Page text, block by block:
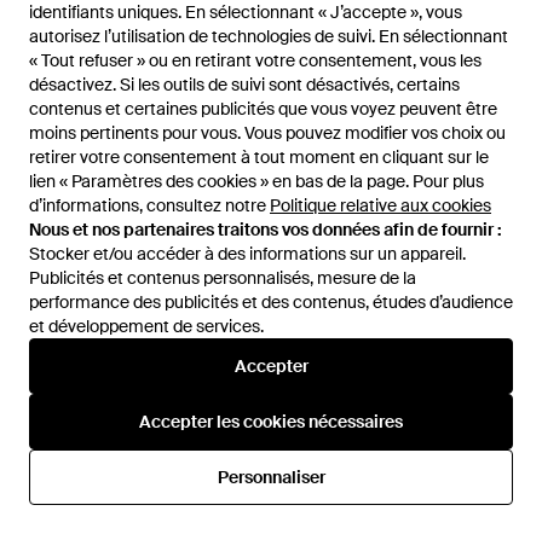
identifiants uniques. En sélectionnant « J’accepte », vous
autorisez l’utilisation de technologies de suivi. En sélectionnant
« Tout refuser » ou en retirant votre consentement, vous les
désactivez. Si les outils de suivi sont désactivés, certains
contenus et certaines publicités que vous voyez peuvent être
moins pertinents pour vous. Vous pouvez modifier vos choix ou
retirer votre consentement à tout moment en cliquant sur le
lien « Paramètres des cookies » en bas de la page. Pour plus
d’informations, consultez notre Politique relative aux cookies
Nous et nos partenaires traitons vos données afin de fournir :
Stocker et/ou accéder à des informations sur un appareil.
Publicités et contenus personnalisés, mesure de la
performance des publicités et des contenus, études d’audience
et développement de services.
Accepter
Accepter les cookies nécessaires
Personnaliser
identifiants uniques. En sélectionnant « J’accepte », vous
autorisez l’utilisation de technologies de suivi. En sélectionnant
« Tout refuser » ou en retirant votre consentement, vous les
désactivez. Si les outils de suivi sont désactivés, certains
contenus et certaines publicités que vous voyez peuvent être
moins pertinents pour vous. Vous pouvez modifier vos choix ou
retirer votre consentement à tout moment en cliquant sur le
lien « Paramètres des cookies » en bas de la page. Pour plus
d’informations, consultez notre Politique relative aux cookies
Nous et nos partenaires traitons vos données afin de fournir :
Stocker et/ou accéder à des informations sur un appareil.
Publicités et contenus personnalisés, mesure de la
performance des publicités et des contenus, études d’audience
et développement de services.
Accepter
Accepter les cookies nécessaires
Personnaliser
149,95 €
BOSS
Akepalo chemise en maille
coupe relaxed boutonnée sur le
devant e - Gris
DeASOS
138 €126 €
BOSS
Casual Shirts - Bleu
De Miinto
RÉDUCTION